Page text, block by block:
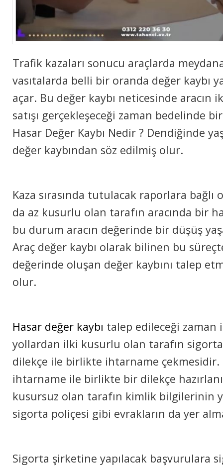
Trafik kazaları sonucu araçlarda
vasıtalarda belli bir oranda değer kaybı
açar. Bu değer kaybı neticesinde aracın
satışı gerçekleşeceği zaman bedelinde
Hasar Değer Kaybı Nedir ? Dendiğinde
değer kaybından söz edilmiş olur.
Kaza sırasında tutulacak raporlara bağlı
da az kusurlu olan tarafın aracında bir
bu durum aracın değerinde bir düşüş
Araç değer kaybı olarak bilinen bu
değerinde oluşan değer kaybını talep
olur.
Hasar değer kaybı talep edileceği zaman
yollardan ilki kusurlu olan tarafın
dilekçe ile birlikte ihtarname çekmesidir.
ihtarname ile birlikte bir dilekçe
kusursuz olan tarafın kimlik bilgilerinin
sigorta poliçesi gibi evrakların da yer
Sigorta şirketine yapılacak başvurulara